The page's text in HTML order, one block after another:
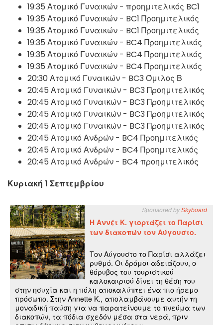
19:35 Ατομικό Γυναικών - προημιτελικός BC1
19:35 Ατομικό Γυναικών - BC1 Προημιτελικός
19:35 Ατομικό Γυναικών - BC1 Προημιτελικός
19:35 Ατομικό Γυναικών - BC4 Προημιτελικός
19:35 Ατομικό Γυναικών - BC4 Προημιτελικός
19:35 Ατομικό Γυναικών - BC4 Προημιτελικός
20:30 Ατομικό Γυναικών - BC3 Όμιλος Β
20:45 Ατομικό Γυναικών - BC3 Προημιτελικός
20:45 Ατομικό Γυναικών - BC3 Προημιτελικός
20:45 Ατομικό Γυναικών - BC3 Προημιτελικός
20:45 Ατομικό Γυναικών - BC3 Προημιτελικός
20:45 Ατομικό Ανδρών - BC4 Προημιτελικός
20:45 Ατομικό Ανδρών - BC4 Προημιτελικός
20:45 Ατομικό Ανδρών - BC4 προημιτελικός
Κυριακή 1 Σεπτεμβρίου